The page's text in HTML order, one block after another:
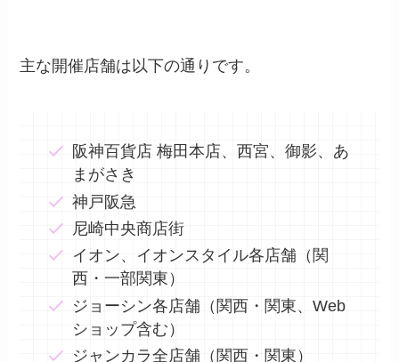
主な開催店舗は以下の通りです。
阪神百貨店 梅田本店、西宮、御影、あ
まがさき
神戸阪急
尼崎中央商店街
イオン、イオンスタイル各店舗（関
西・一部関東）
ジョーシン各店舗（関西・関東、Web
ショップ含む）
ジャンカラ全店舗（関西・関東）